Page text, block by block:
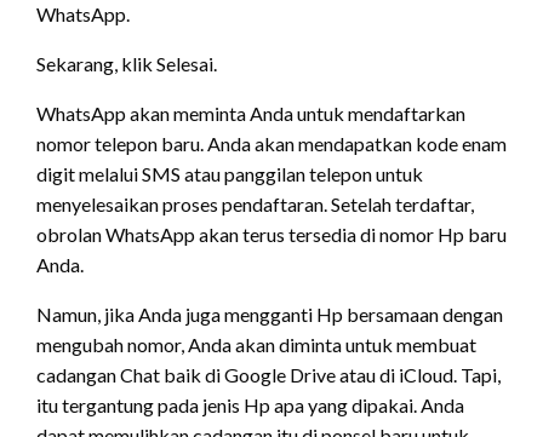
WhatsApp.
Sekarang, klik Selesai.
WhatsApp akan meminta Anda untuk mendaftarkan
nomor telepon baru. Anda akan mendapatkan kode enam
digit melalui SMS atau panggilan telepon untuk
menyelesaikan proses pendaftaran. Setelah terdaftar,
obrolan WhatsApp akan terus tersedia di nomor Hp baru
Anda.
Namun, jika Anda juga mengganti Hp bersamaan dengan
mengubah nomor, Anda akan diminta untuk membuat
cadangan Chat baik di Google Drive atau di iCloud. Tapi,
itu tergantung pada jenis Hp apa yang dipakai. Anda